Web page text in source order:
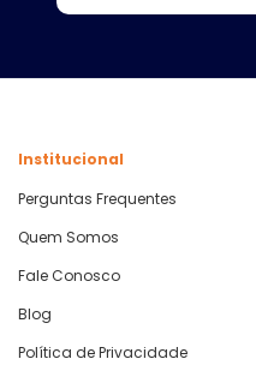
Institucional
Perguntas Frequentes
Quem Somos
Fale Conosco
Blog
Política de Privacidade